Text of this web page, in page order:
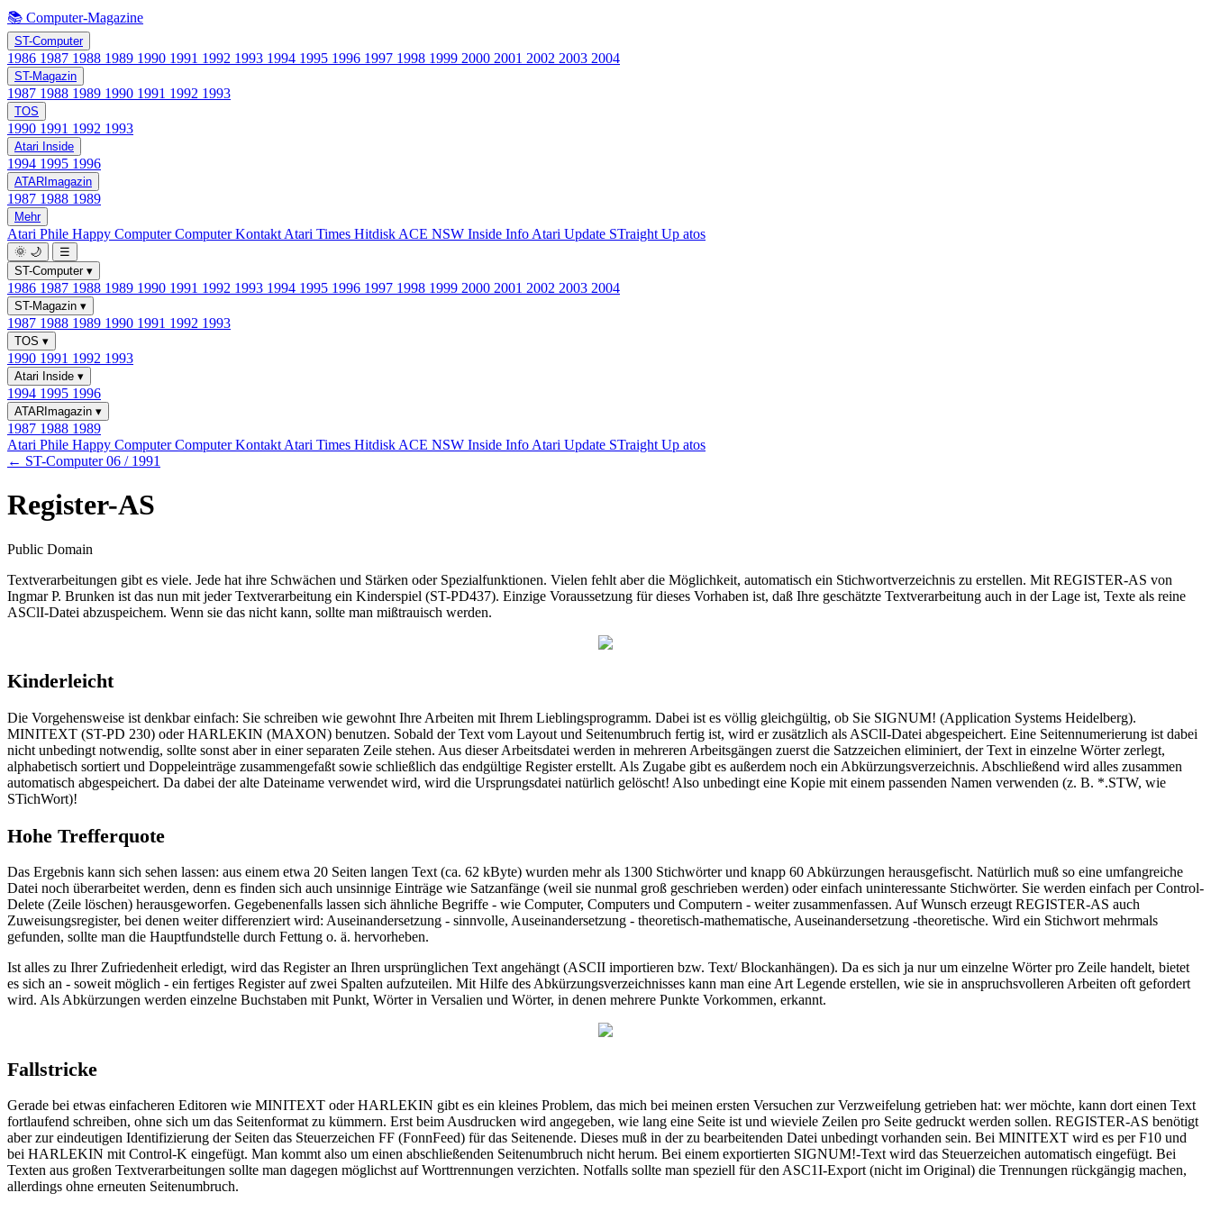
📚 Computer-Magazine
ST-Computer
1986 1987 1988 1989 1990 1991 1992 1993 1994 1995 1996 1997 1998 1999 2000 2001 2002 2003 2004
ST-Magazin
1987 1988 1989 1990 1991 1992 1993
TOS
1990 1991 1992 1993
Atari Inside
1994 1995 1996
ATARImagazin
1987 1988 1989
Mehr
Atari Phile Happy ComputerComputer Kontakt Atari Times Hitdisk ACE NSW Inside Info Atari Update STraight Up atos
🌞 🌙
☰
ST-Computer ▾
1986 1987 1988 1989 1990 1991 1992 1993 1994 1995 1996 1997 1998 1999 2000 2001 2002 2003 2004
ST-Magazin ▾
1987 1988 1989 1990 1991 1992 1993
TOS ▾
1990 1991 1992 1993
Atari Inside ▾
1994 1995 1996
ATARImagazin ▾
1987 1988 1989
Atari Phile Happy ComputerComputer Kontakt Atari Times Hitdisk ACE NSW Inside Info Atari Update STraight Up atos
← ST-Computer 06 / 1991
Register-AS
Public Domain
Textverarbeitungen gibt es viele. Jede hat ihre Schwächen und Stärken oder Spezialfunktionen. Vielen fehlt aber die Möglichkeit, automatisch ein Stichwortverzeichnis zu erstellen. Mit REGISTER-AS von
Ingmar P. Brunken ist das nun mit jeder Textverarbeitung ein Kinderspiel (ST-PD437). Einzige Voraussetzung für dieses Vorhaben ist, daß Ihre geschätzte Textverarbeitung auch in der Lage ist, Texte als reine
ASClI-Datei abzuspeichem. Wenn sie das nicht kann, sollte man mißtrauisch werden.
Kinderleicht
Die Vorgehensweise ist denkbar einfach: Sie schreiben wie gewohnt Ihre Arbeiten mit Ihrem Lieblingsprogramm. Dabei ist es völlig gleichgültig, ob Sie SIGNUM! (Application Systems Heidelberg).
MINITEXT (ST-PD 230) oder HARLEKIN (MAXON) benutzen. Sobald der Text vom Layout und Seitenumbruch fertig ist, wird er zusätzlich als ASClI-Datei abgespeichert. Eine Seitennumerierung ist dabei
nicht unbedingt notwendig, sollte sonst aber in einer separaten Zeile stehen. Aus dieser Arbeitsdatei werden in mehreren Arbeitsgängen zuerst die Satzzeichen eliminiert, der Text in einzelne Wörter zerlegt,
alphabetisch sortiert und Doppeleinträge zusammengefaßt sowie schließlich das endgültige Register erstellt. Als Zugabe gibt es außerdem noch ein Abkürzungsverzeichnis. Abschließend wird alles zusammen
automatisch abgespeichert. Da dabei der alte Dateiname verwendet wird, wird die Ursprungsdatei natürlich gelöscht! Also unbedingt eine Kopie mit einem passenden Namen verwenden (z. B. *.STW, wie
STichWort)!
Hohe Trefferquote
Das Ergebnis kann sich sehen lassen: aus einem etwa 20 Seiten langen Text (ca. 62 kByte) wurden mehr als 1300 Stichwörter und knapp 60 Abkürzungen herausgefischt. Natürlich muß so eine umfangreiche
Datei noch überarbeitet werden, denn es finden sich auch unsinnige Einträge wie Satzanfänge (weil sie nunmal groß geschrieben werden) oder einfach uninteressante Stichwörter. Sie werden einfach per Control-
Delete (Zeile löschen) herausgeworfen. Gegebenenfalls lassen sich ähnliche Begriffe - wie Computer, Computers und Computern - weiter zusammenfassen. Auf Wunsch erzeugt REGISTER-AS auch
Zuweisungsregister, bei denen weiter differenziert wird: Auseinandersetzung - sinnvolle, Auseinandersetzung - theoretisch-mathematische, Auseinandersetzung -theoretische. Wird ein Stichwort mehrmals
gefunden, sollte man die Hauptfundstelle durch Fettung o. ä. hervorheben.
Ist alles zu Ihrer Zufriedenheit erledigt, wird das Register an Ihren ursprünglichen Text angehängt (ASCII importieren bzw. Text/ Blockanhängen). Da es sich ja nur um einzelne Wörter pro Zeile handelt, bietet
es sich an - soweit möglich - ein fertiges Register auf zwei Spalten aufzuteilen. Mit Hilfe des Abkürzungsverzeichnisses kann man eine Art Legende erstellen, wie sie in anspruchsvolleren Arbeiten oft gefordert
wird. Als Abkürzungen werden einzelne Buchstaben mit Punkt, Wörter in Versalien und Wörter, in denen mehrere Punkte Vorkommen, erkannt.
Fallstricke
Gerade bei etwas einfacheren Editoren wie MINITEXT oder HARLEKIN gibt es ein kleines Problem, das mich bei meinen ersten Versuchen zur Verzweifelung getrieben hat: wer möchte, kann dort einen Text
fortlaufend schreiben, ohne sich um das Seitenformat zu kümmern. Erst beim Ausdrucken wird angegeben, wie lang eine Seite ist und wieviele Zeilen pro Seite gedruckt werden sollen. REGISTER-AS benötigt
aber zur eindeutigen Identifizierung der Seiten das Steuerzeichen FF (FonnFeed) für das Seitenende. Dieses muß in der zu bearbeitenden Datei unbedingt vorhanden sein. Bei MINITEXT wird es per F10 und
bei HARLEKIN mit Control-K eingefügt. Man kommt also um einen abschließenden Seitenumbruch nicht herum. Bei einem exportierten SIGNUM!-Text wird das Steuerzeichen automatisch eingefügt. Bei
Texten aus großen Textverarbeitungen sollte man dagegen möglichst auf Worttrennungen verzichten. Notfalls sollte man speziell für den ASC1I-Export (nicht im Original) die Trennungen rückgängig machen,
allerdings ohne erneuten Seitenumbruch.